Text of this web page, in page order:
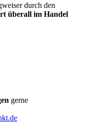
durch den
überall im Handel
gerne